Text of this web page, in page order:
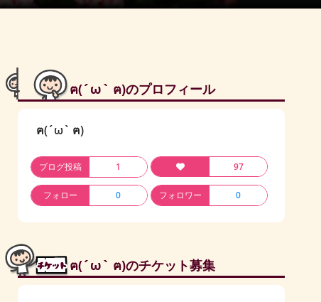
ฅ(´ω` ฅ)のプロフィール
ฅ(´ω` ฅ)
ブログ投稿 1 97
フォロー 0 フォロワー 0
ฅ(´ω` ฅ)のチケット募集